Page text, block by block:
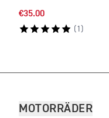
€35.00
( 1 )
MOTORRÄDER